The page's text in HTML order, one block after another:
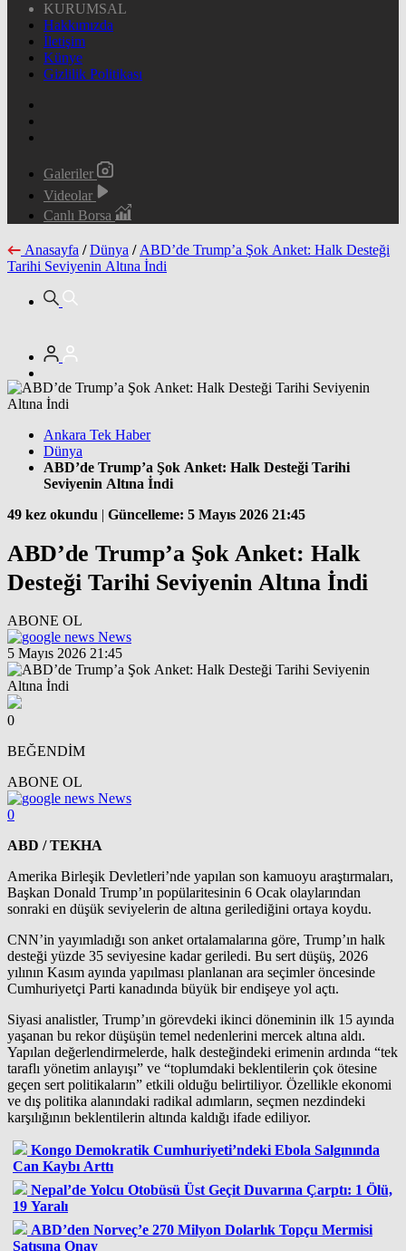
KURUMSAL
Hakkımızda
İletişim
Künye
Gizlilik Politikası
Galeriler
Videolar
Canlı Borsa
Anasayfa / Dünya / ABD’de Trump’a Şok Anket: Halk Desteği
Tarihi Seviyenin Altına İndi
Ankara Tek Haber
Dünya
ABD’de Trump’a Şok Anket: Halk Desteği Tarihi
Seviyenin Altına İndi
49 kez okundu | Güncelleme: 5 Mayıs 2026 21:45
ABD’de Trump’a Şok Anket: Halk
Desteği Tarihi Seviyenin Altına İndi
ABONE OL
News
5 Mayıs 2026 21:45
0
BEĞENDİM
ABONE OL
News
0
ABD / TEKHA
Amerika Birleşik Devletleri’nde yapılan son kamuoyu araştırmaları,
Başkan Donald Trump’ın popülaritesinin 6 Ocak olaylarından
sonraki en düşük seviyelerin de altına gerilediğini ortaya koydu.
CNN’in yayımladığı son anket ortalamalarına göre, Trump’ın halk
desteği yüzde 35 seviyesine kadar geriledi. Bu sert düşüş, 2026
yılının Kasım ayında yapılması planlanan ara seçimler öncesinde
Cumhuriyetçi Parti kanadında büyük bir endişeye yol açtı.
Siyasi analistler, Trump’ın görevdeki ikinci döneminin ilk 15 ayında
yaşanan bu rekor düşüşün temel nedenlerini mercek altına aldı.
Yapılan değerlendirmelerde, halk desteğindeki erimenin ardında “tek
taraflı yönetim anlayışı” ve “toplumdaki beklentilerin çok ötesine
geçen sert politikaların” etkili olduğu belirtiliyor. Özellikle ekonomi
ve dış politika alanındaki radikal adımların, seçmen nezdindeki
karşılığının beklentilerin altında kaldığı ifade ediliyor.
Kongo Demokratik Cumhuriyeti’ndeki Ebola Salgınında
Can Kaybı Arttı
Nepal’de Yolcu Otobüsü Üst Geçit Duvarına Çarptı: 1 Ölü,
19 Yaralı
ABD’den Norveç’e 270 Milyon Dolarlık Topçu Mermisi
Satışına Onay